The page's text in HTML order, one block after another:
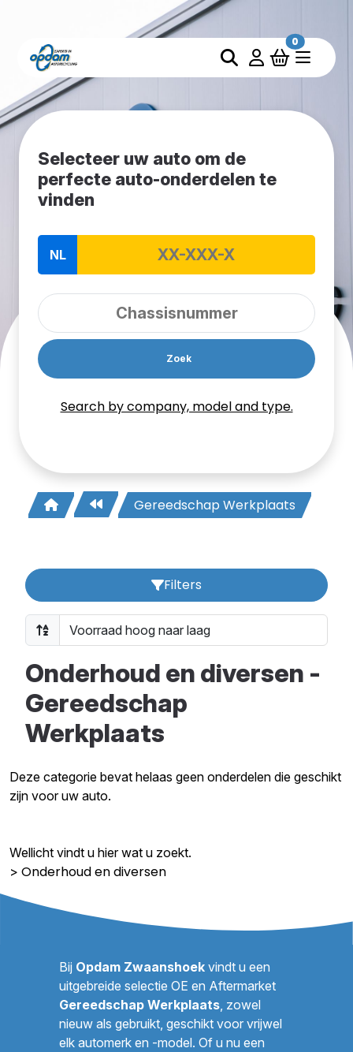
0
Selecteer uw auto om de
perfecte auto-onderdelen te
vinden
NL
Zoek
Search by company, model and type.
Gereedschap Werkplaats
Filters
Onderhoud en diversen -
Gereedschap
Werkplaats
Deze categorie bevat helaas geen onderdelen die geschikt
zijn voor uw auto.
Wellicht vindt u hier wat u zoekt.
> Onderhoud en diversen
Bij Opdam Zwaanshoekvindt u een
uitgebreide selectie OE en Aftermarket
Gereedschap Werkplaats, zowel
nieuw als gebruikt, geschikt voor vrijwel
elk automerk en -model. Of u nu een